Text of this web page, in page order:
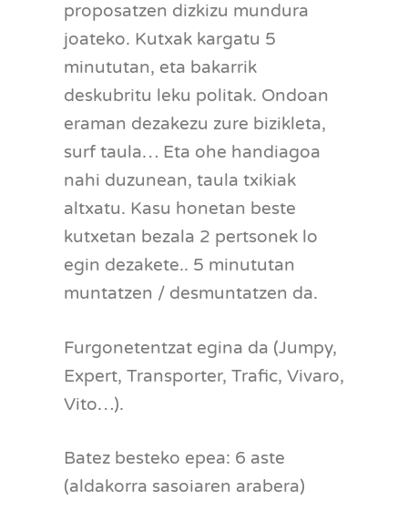
proposatzen dizkizu mundura
joateko. Kutxak kargatu 5
minututan, eta bakarrik
deskubritu leku politak. Ondoan
eraman dezakezu zure bizikleta,
surf taula… Eta ohe handiagoa
nahi duzunean, taula txikiak
altxatu. Kasu honetan beste
kutxetan bezala 2 pertsonek lo
egin dezakete.. 5 minututan
muntatzen / desmuntatzen da.
Furgonetentzat egina da (Jumpy,
Expert, Transporter, Trafic, Vivaro,
Vito…).
Batez besteko epea: 6 aste
(aldakorra sasoiaren arabera)